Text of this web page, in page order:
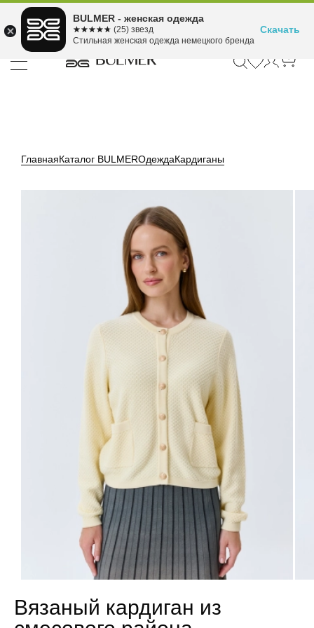
Подели оплату на 4
платежа ⓘ
Для покупок от 300 ₽ до 30,000 ₽
ГлавнаяКаталог BULMERОдеждаКардиганы
Вязаный кардиган из
BULMER - женская одежда
☆☆☆☆☆
★★★★★ (25) звезд
Стильная женская одежда немецкого бренда
Скачать